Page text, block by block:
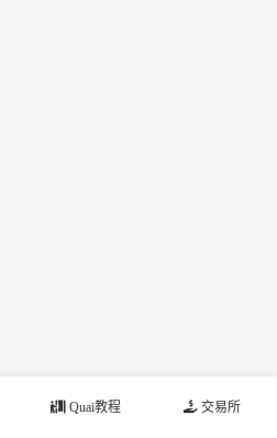
Quai教程 交易所